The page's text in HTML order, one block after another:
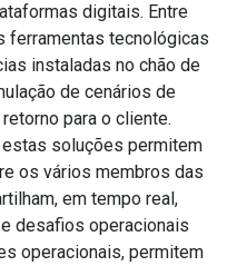
digitais. Entre
ferramentas tecnológicas
instaladas no chão de
de cenários de
para o cliente.
soluções permitem
os vários membros das
em tempo real,
desafios operacionais
operacionais, permitem